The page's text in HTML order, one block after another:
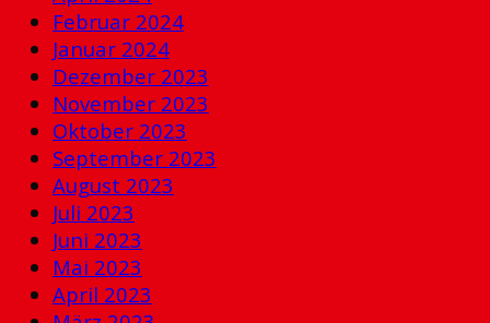
Februar 2024
Januar 2024
Dezember 2023
November 2023
Oktober 2023
September 2023
August 2023
Juli 2023
Juni 2023
Mai 2023
April 2023